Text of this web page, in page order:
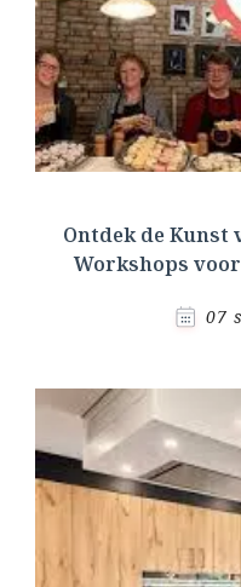
Ontdek de Kunst
Workshops
07